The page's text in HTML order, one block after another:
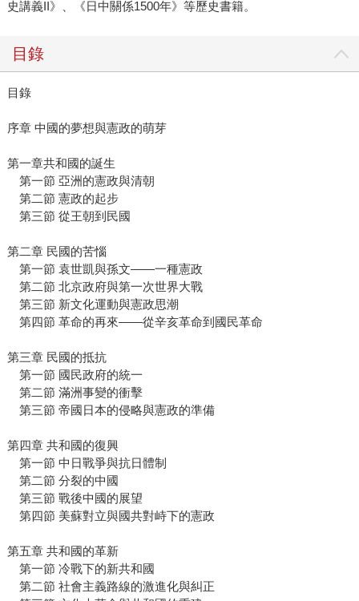
史講義II》、《日中關係1500年》等歷史書籍。
目錄
目錄
序章 中國的夢想與憲政的萌芽
第一章共和國的誕生
第一節 亞洲的憲政與清朝
第二節 憲政的起步
第三節 從王朝到民國
第二章 民國的苦惱
第一節 袁世凱與孫文——一種憲政
第二節 北京政府與第一次世界大戰
第三節 新文化運動與憲政思潮
第四節 革命的再來——從辛亥革命到國民革命
第三章 民國的抵抗
第一節 國民政府的統一
第二節 滿洲事變的衝擊
第三節 帝國日本的侵略與憲政的準備
第四章 共和國的復興
第一節 中日戰爭與抗日體制
第二節 分裂的中國
第三節 戰後中國的展望
第四節 美蘇對立與國共對峙下的憲政
第五章 共和國的革新
第一節 冷戰下的新共和國
第二節 社會主義路線的激進化與糾正